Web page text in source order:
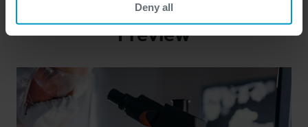
Deny all
Preview